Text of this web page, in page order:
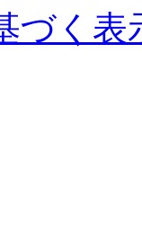
づく表